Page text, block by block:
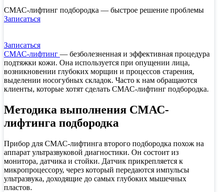
СМАС-лифтинг подбородка — быстрое решение проблемы
Записаться
Записаться
СМАС-лифтинг — безболезненная и эффективная процедура
подтяжки кожи. Она используется при опущении лица,
возникновении глубоких морщин и процессов старения,
выделении носогубных складок. Часто к нам обращаются
клиенты, которые хотят сделать СМАС-лифтинг подбородка.
Методика выполнения СМАС-
лифтинга подбородка
Прибор для СМАС-лифтинга второго подбородка похож на
аппарат ультразвуковой диагностики. Он состоит из
монитора, датчика и стойки. Датчик прикрепляется к
микропроцессору, через который передаются импульсы
ультразвука, доходящие до самых глубоких мышечных
пластов.